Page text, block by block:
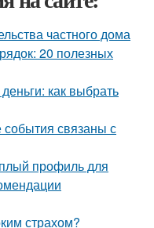
частного дома
20 полезных
как выбрать
события связаны с
профиль для
страхом?